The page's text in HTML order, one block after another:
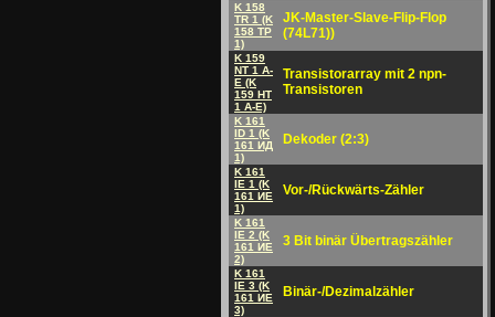
K 158
TR 1 (K
158 ТP
1)
JK-Master-Slave-Flip-Flop
(74L71))
K 159
NT 1 A-
E (K
159 HT
1 A-E)
Transistorarray mit 2 npn-
Transistoren
K 161
ID 1 (K
161 ИД
1)
Dekoder (2:3)
K 161
IE 1 (K
161 ИE
1)
Vor-/Rückwärts-Zähler
K 161
IE 2 (K
161 ИE
2)
3 Bit binär Übertragszähler
K 161
IE 3 (K
161 ИE
3)
Binär-/Dezimalzähler